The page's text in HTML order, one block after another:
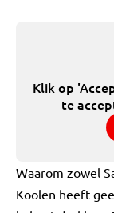
Klik op
te
Waarom zowel
Koolen heeft